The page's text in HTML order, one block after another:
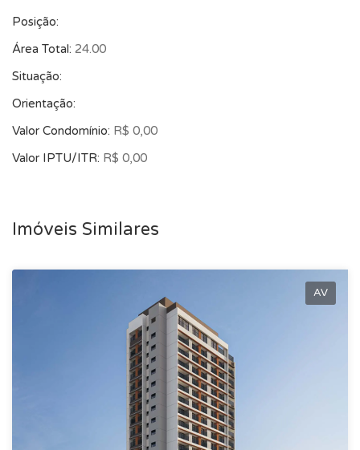
Posição:
Área Total: 24.00
Situação:
Orientação:
Valor Condomínio: R$ 0,00
Valor IPTU/ITR: R$ 0,00
Imóveis Similares
AV